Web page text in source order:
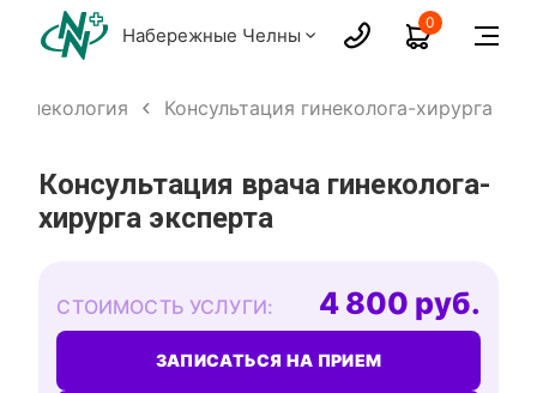
Набережные Челны
0
гинекология Консультация гинеколога-хирурга
Консультация врача гинеколога-
хирурга эксперта
СТОИМОСТЬ УСЛУГИ: 4 800 руб.
ЗАПИСАТЬСЯ НА ПРИЕМ